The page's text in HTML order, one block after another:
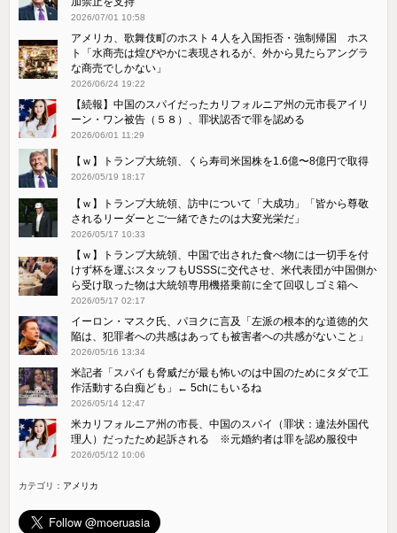
2026/07/01 10:58
アメリカ、歌舞伎町のホスト４人を入国拒否・強制帰国 ホス
ト「水商売は煌びやかに表現されるが、外から見たらアングラ
な商売でしかない」
2026/06/24 19:22
【続報】中国のスパイだったカリフォルニア州の元市長アイリ
ーン・ワン被告（５８）、罪状認否で罪を認める
2026/06/01 11:29
【ｗ】トランプ大統領、くら寿司米国株を1.6億〜8億円で取得
2026/05/19 18:17
【ｗ】トランプ大統領、訪中について「大成功」「皆から尊敬
されるリーダーとご一緒できたのは大変光栄だ」
2026/05/17 10:33
【ｗ】トランプ大統領、中国で出された食べ物には一切手を付
けず杯を運ぶスタッフもUSSSに交代させ、米代表団が中国側か
ら受け取った物は大統領専用機搭乗前に全て回収しゴミ箱へ
2026/05/17 02:17
イーロン・マスク氏、パヨクに言及「左派の根本的な道徳的欠
陥は、犯罪者への共感はあっても被害者への共感がないこと」
2026/05/16 13:34
米記者「スパイも脅威だが最も怖いのは中国のためにタダで工
作活動する白痴ども」← 5chにもいるね
2026/05/14 12:47
米カリフォルニア州の市長、中国のスパイ（罪状：違法外国代
理人）だったため起訴される ※元婚約者は罪を認め服役中
2026/05/12 10:06
カテゴリ： アメリカ